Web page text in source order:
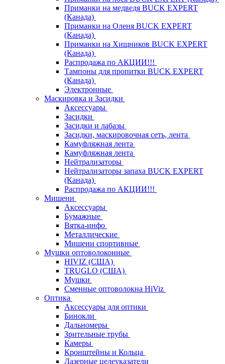
Приманки на медведя BUCK EXPERT
(Канада)
Приманки на Оленя BUCK EXPERT
(Канада)
Приманки на Хищников BUCK EXPERT
(Канада)
Распродажа по АКЦИИ!!!
Тампоны для пропитки BUCK EXPERT
(Канада)
Электронные
Маскировка и Засидки
Аксессуары
Засидки
Засидки и лабазы
Засидки, маскировочная сеть, лента
Камуфляжная лента
Камуфляжная лента
Нейтрализаторы
Нейтрализаторы запаха BUCK EXPERT
(Канада)
Распродажа по АКЦИИ!!!
Мишени
Аксессуары
Бумажные
Вятка-инфо
Металлические
Мишени спортивные
Мушки оптоволоконные
HIVIZ (США)
TRUGLO (США)
Мушки
Сменные оптоволокна HiViz
Оптика
Аксессуары для оптики
Бинокли
Дальномеры
Зрительные трубы
Камеры
Кронштейны и Кольца
Лазерные целеуказатели